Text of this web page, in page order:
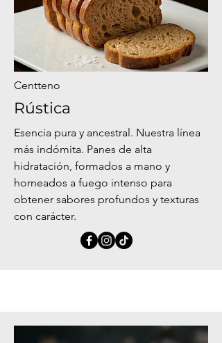
Centteno
Rústica
Esencia pura y ancestral. Nuestra línea
más indómita. Panes de alta
hidratación, formados a mano y
horneados a fuego intenso para
obtener sabores profundos y texturas
con carácter.